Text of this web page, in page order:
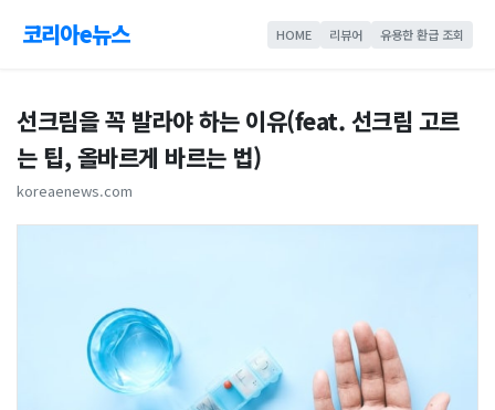
코리아e뉴스 HOME 리뷰어 유용한 환급 조회
선크림을 꼭 발라야 하는 이유(feat. 선크림 고르
는 팁, 올바르게 바르는 법)
koreaenews.com